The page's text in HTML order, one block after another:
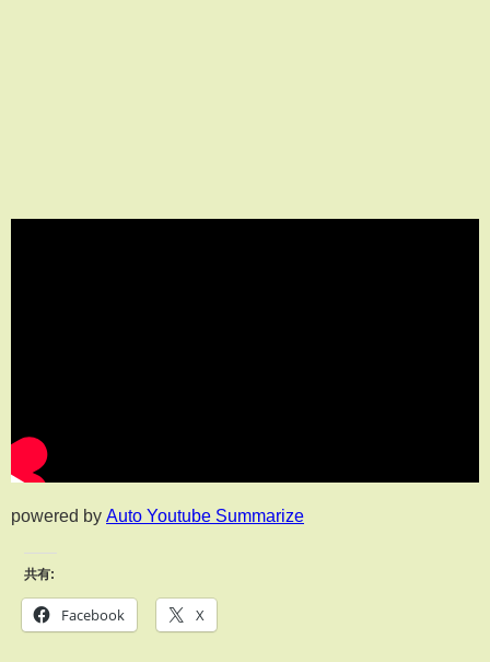
powered by Auto Youtube Summarize
共有:
Facebook X